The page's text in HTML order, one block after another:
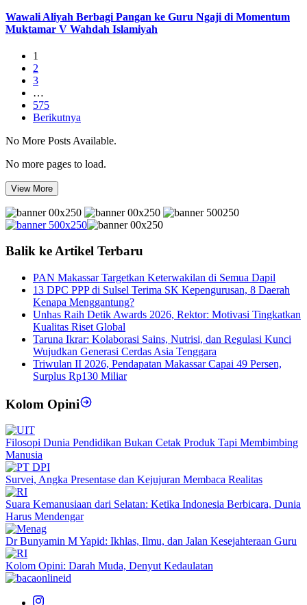
Wawali Aliyah Berbagi Pangan ke Guru Ngaji di Momentum
Muktamar V Wahdah Islamiyah
1
2
3
…
575
Berikutnya
No More Posts Available.
No more pages to load.
View More
Balik ke Artikel Terbaru
PAN Makassar Targetkan Keterwakilan di Semua Dapil
13 DPC PPP di Sulsel Terima SK Kepengurusan, 8 Daerah
Kenapa Menggantung?
Unhas Raih Detik Awards 2026, Rektor: Motivasi Tingkatkan
Kualitas Riset Global
Taruna Ikrar: Kolaborasi Sains, Nutrisi, dan Regulasi Kunci
Wujudkan Generasi Cerdas Asia Tenggara
Triwulan II 2026, Pendapatan Makassar Capai 49 Persen,
Surplus Rp130 Miliar
Kolom Opini
Filosopi Dunia Pendidikan Bukan Cetak Produk Tapi Membimbing
Manusia
Survei, Angka Presentase dan Kejujuran Membaca Realitas
Suara Kemanusiaan dari Selatan: Ketika Indonesia Berbicara, Dunia
Harus Mendengar
Dr Bunyamin M Yapid: Ikhlas, Ilmu, dan Jalan Kesejahteraan Guru
Kolom Opini: Darah Muda, Denyut Kedaulatan